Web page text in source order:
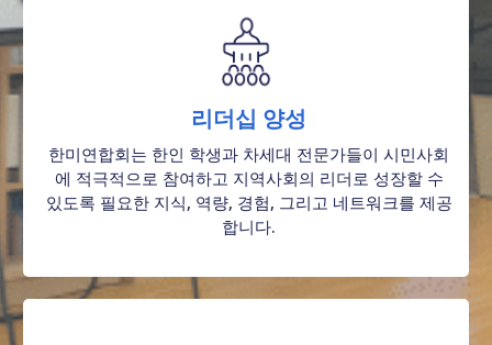
리더십 양성
한미연합회는 한인 학생과 차세대 전문가들이 시민사회
에 적극적으로 참여하고 지역사회의 리더로 성장할 수
있도록 필요한 지식, 역량, 경험, 그리고 네트워크를 제공
합니다.